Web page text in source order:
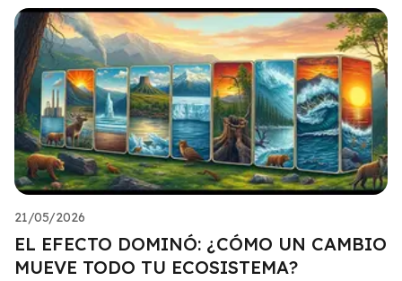
21/05/2026
EL EFECTO DOMINÓ: ¿CÓMO UN CAMBIO
MUEVE TODO TU ECOSISTEMA?